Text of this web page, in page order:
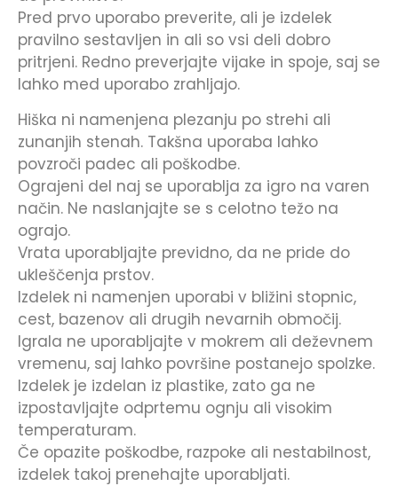
Pred prvo uporabo preverite, ali je izdelek
pravilno sestavljen in ali so vsi deli dobro
pritrjeni. Redno preverjajte vijake in spoje, saj se
lahko med uporabo zrahljajo.
Hiška ni namenjena plezanju po strehi ali
zunanjih stenah. Takšna uporaba lahko
povzroči padec ali poškodbe.
Ograjeni del naj se uporablja za igro na varen
način. Ne naslanjajte se s celotno težo na
ograjo.
Vrata uporabljajte previdno, da ne pride do
ukleščenja prstov.
Izdelek ni namenjen uporabi v bližini stopnic,
cest, bazenov ali drugih nevarnih območij.
Igrala ne uporabljajte v mokrem ali deževnem
vremenu, saj lahko površine postanejo spolzke.
Izdelek je izdelan iz plastike, zato ga ne
izpostavljajte odprtemu ognju ali visokim
temperaturam.
Če opazite poškodbe, razpoke ali nestabilnost,
izdelek takoj prenehajte uporabljati.